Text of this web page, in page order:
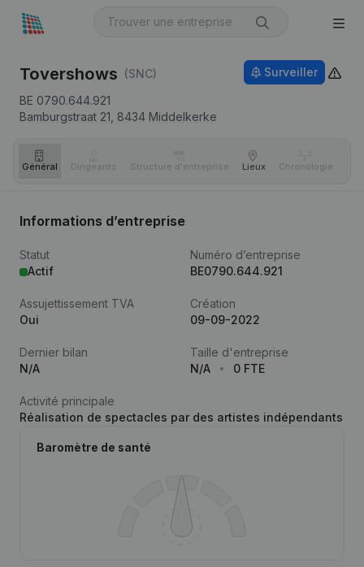
Tovershows (SNC)
BE 0790.644.921
Bamburgstraat 21, 8434 Middelkerke
Surveiller
Général Dirigeants Structure d'entreprise Lieux Chronologie
Informations d’entreprise
Statut
Actif
Numéro d’entreprise
BE0790.644.921
Assujettissement TVA
Oui
Création
09-09-2022
Dernier bilan
N/A
Taille d'entreprise
N/A
0 FTE
Activité principale
Réalisation de spectacles par des artistes indépendants
Baromètre de santé